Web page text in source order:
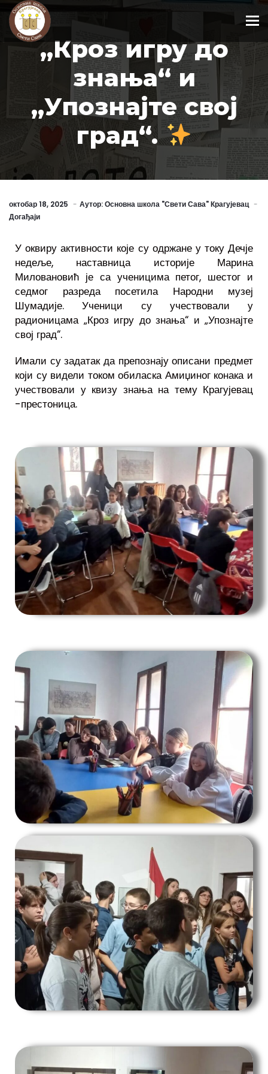
„Кроз игру до
знања“ и
„Упознајте свој
град“.
октобар 18, 2025 Аутор:Основна школа "Свети Сава" Крагујевац
Догађаји
У оквиру активности које су одржане у току Дечје
недеље, наставница историје Марина
Миловановић је са ученицима петог, шестог и
седмог разреда посетила Народни музеј
Шумадије. Ученици су учествовали у
радионицама „Кроз игру до знања“ и „Упознајте
свој град“.
Имали су задатак да препознају описани предмет
који су видели током обиласка Амиџиног конака и
учествовали у квизу знања на тему Крагујевац
-престоница.